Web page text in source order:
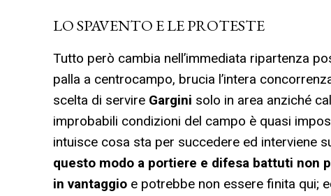
LO SPAVENTO E LE PROTESTE
Tutto però cambia nell’immediata ripartenza
palla a centrocampo, brucia l’intera
scelta di servire Gargini solo in area anziché
improbabili condizioni del campo è quasi
intuisce cosa sta per succedere ed interviene
questo modo a portiere e difesa battuti non
in vantaggio e potrebbe non essere finita qui;